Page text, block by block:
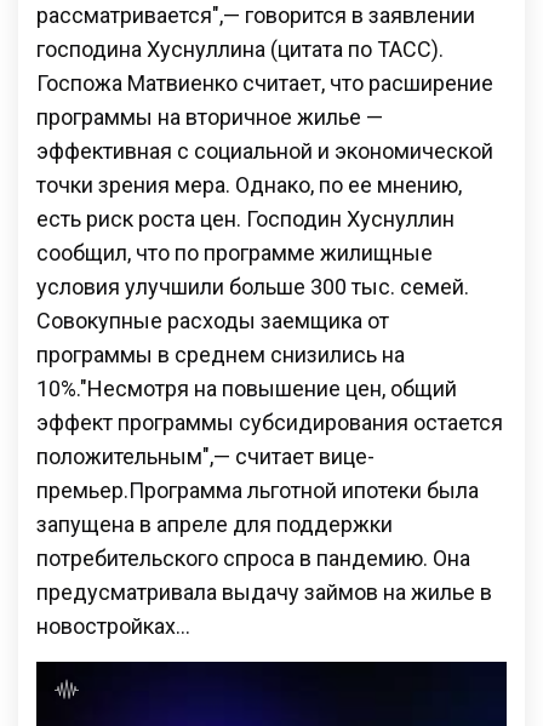
рассматривается",— говорится в заявлении
господина Хуснуллина (цитата по ТАСС).
Госпожа Матвиенко считает, что расширение
программы на вторичное жилье —
эффективная с социальной и экономической
точки зрения мера. Однако, по ее мнению,
есть риск роста цен. Господин Хуснуллин
сообщил, что по программе жилищные
условия улучшили больше 300 тыс. семей.
Совокупные расходы заемщика от
программы в среднем снизились на
10%."Несмотря на повышение цен, общий
эффект программы субсидирования остается
положительным",— считает вице-
премьер.Программа льготной ипотеки была
запущена в апреле для поддержки
потребительского спроса в пандемию. Она
предусматривала выдачу займов на жилье в
новостройках…